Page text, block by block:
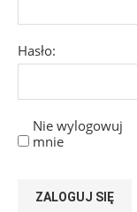
Hasło:
Nie wylogowuj
mnie
ZALOGUJ SIĘ